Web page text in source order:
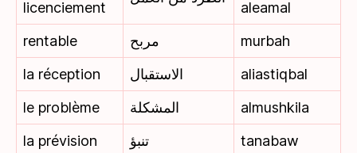
licenciement
aleamal
rentable
مربح
murbah
la réception
الاستقبال
aliastiqbal
le problème
المشكلة
almushkila
la prévision
تنبؤ
tanabaw